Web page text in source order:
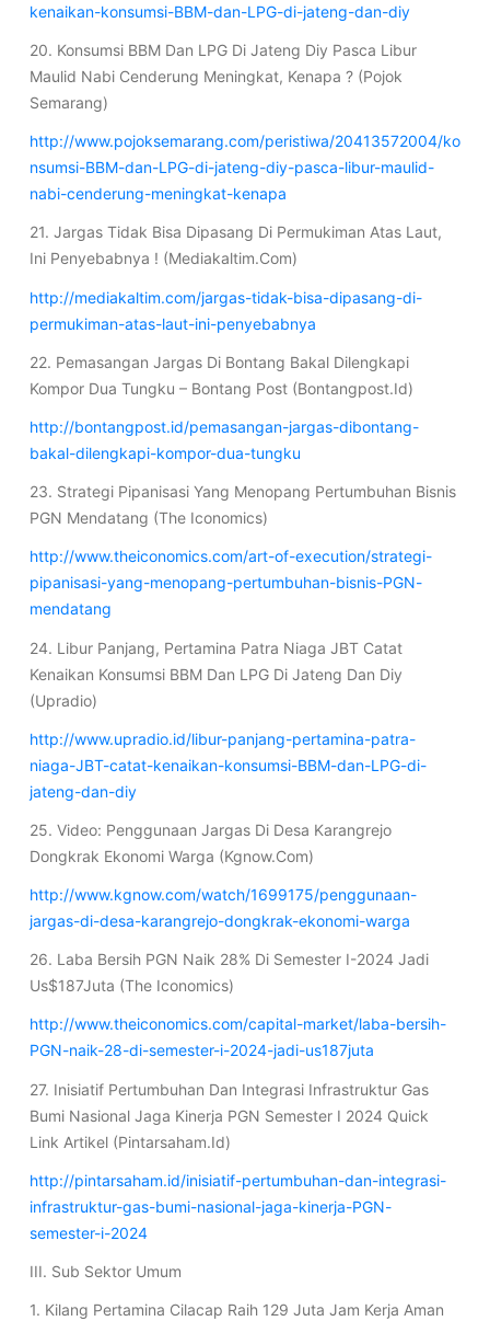
kenaikan-konsumsi-BBM-dan-LPG-di-jateng-dan-diy
20. Konsumsi BBM Dan LPG Di Jateng Diy Pasca Libur
Maulid Nabi Cenderung Meningkat, Kenapa ? (Pojok
Semarang)
http://www.pojoksemarang.com/peristiwa/20413572004/ko
nsumsi-BBM-dan-LPG-di-jateng-diy-pasca-libur-maulid-
nabi-cenderung-meningkat-kenapa
21. Jargas Tidak Bisa Dipasang Di Permukiman Atas Laut,
Ini Penyebabnya ! (Mediakaltim.Com)
http://mediakaltim.com/jargas-tidak-bisa-dipasang-di-
permukiman-atas-laut-ini-penyebabnya
22. Pemasangan Jargas Di Bontang Bakal Dilengkapi
Kompor Dua Tungku – Bontang Post (Bontangpost.Id)
http://bontangpost.id/pemasangan-jargas-dibontang-
bakal-dilengkapi-kompor-dua-tungku
23. Strategi Pipanisasi Yang Menopang Pertumbuhan Bisnis
PGN Mendatang (The Iconomics)
http://www.theiconomics.com/art-of-execution/strategi-
pipanisasi-yang-menopang-pertumbuhan-bisnis-PGN-
mendatang
24. Libur Panjang, Pertamina Patra Niaga JBT Catat
Kenaikan Konsumsi BBM Dan LPG Di Jateng Dan Diy
(Upradio)
http://www.upradio.id/libur-panjang-pertamina-patra-
niaga-JBT-catat-kenaikan-konsumsi-BBM-dan-LPG-di-
jateng-dan-diy
25. Video: Penggunaan Jargas Di Desa Karangrejo
Dongkrak Ekonomi Warga (Kgnow.Com)
http://www.kgnow.com/watch/1699175/penggunaan-
jargas-di-desa-karangrejo-dongkrak-ekonomi-warga
26. Laba Bersih PGN Naik 28% Di Semester I-2024 Jadi
Us$187Juta (The Iconomics)
http://www.theiconomics.com/capital-market/laba-bersih-
PGN-naik-28-di-semester-i-2024-jadi-us187juta
27. Inisiatif Pertumbuhan Dan Integrasi Infrastruktur Gas
Bumi Nasional Jaga Kinerja PGN Semester I 2024 Quick
Link Artikel (Pintarsaham.Id)
http://pintarsaham.id/inisiatif-pertumbuhan-dan-integrasi-
infrastruktur-gas-bumi-nasional-jaga-kinerja-PGN-
semester-i-2024
III. Sub Sektor Umum
1. Kilang Pertamina Cilacap Raih 129 Juta Jam Kerja Aman